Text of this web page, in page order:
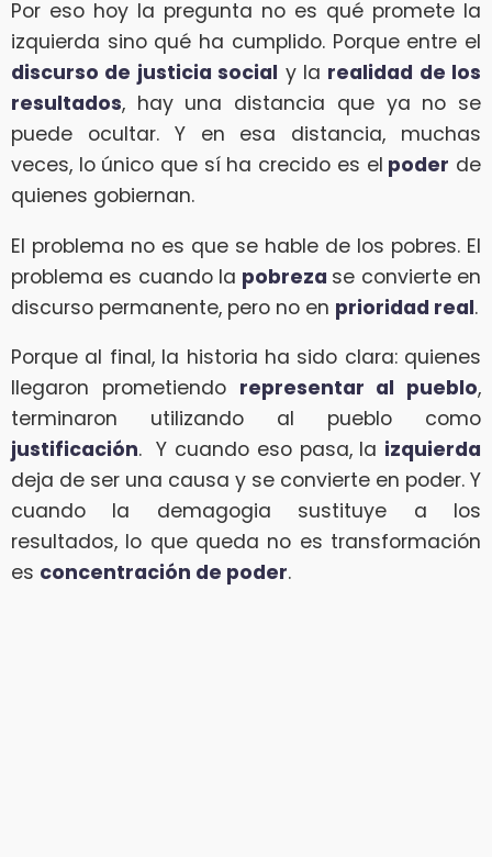
Por eso hoy la pregunta no es qué promete la
izquierda sino qué ha cumplido. Porque entre el
discurso de justicia social y la realidad de los
resultados, hay una distancia que ya no se
puede ocultar. Y en esa distancia, muchas
veces, lo único que sí ha crecido es el poder de
quienes gobiernan.
El problema no es que se hable de los pobres. El
problema es cuando la pobreza se convierte en
discurso permanente, pero no en prioridad real.
Porque al final, la historia ha sido clara: quienes
llegaron prometiendo representar al pueblo,
terminaron utilizando al pueblo como
justificación. Y cuando eso pasa, la izquierda
deja de ser una causa y se convierte en poder. Y
cuando la demagogia sustituye a los
resultados, lo que queda no es transformación
es concentración de poder.